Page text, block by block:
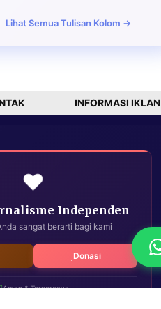
Lihat Semua Tulisan Kolom →
INFORMASI IKLAN
❤️
Independen
sangat berarti bagi kami
Donasi
Aman & Terpercaya